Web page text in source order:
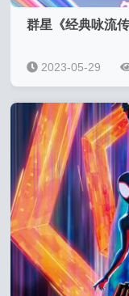
群星《经典咏流
2023-05-29